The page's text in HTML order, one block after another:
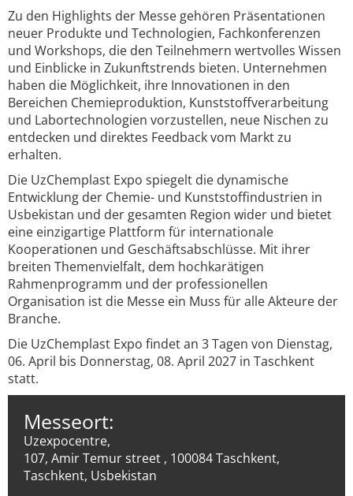
Zu den Highlights der Messe gehören Präsentationen
neuer Produkte und Technologien, Fachkonferenzen
und Workshops, die den Teilnehmern wertvolles Wissen
und Einblicke in Zukunftstrends bieten. Unternehmen
haben die Möglichkeit, ihre Innovationen in den
Bereichen Chemieproduktion, Kunststoffverarbeitung
und Labortechnologien vorzustellen, neue Nischen zu
entdecken und direktes Feedback vom Markt zu
erhalten.
Die UzChemplast Expo spiegelt die dynamische
Entwicklung der Chemie- und Kunststoffindustrien in
Usbekistan und der gesamten Region wider und bietet
eine einzigartige Plattform für internationale
Kooperationen und Geschäftsabschlüsse. Mit ihrer
breiten Themenvielfalt, dem hochkarätigen
Rahmenprogramm und der professionellen
Organisation ist die Messe ein Muss für alle Akteure der
Branche.
Die UzChemplast Expo findet an 3 Tagen von Dienstag,
06. April bis Donnerstag, 08. April 2027 in Taschkent
statt.
Messeort:
Uzexpocentre,
107, Amir Temur street , 100084 Taschkent,
Taschkent, Usbekistan